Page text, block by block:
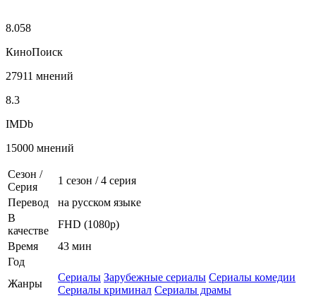
8.058
КиноПоиск
27911 мнений
8.3
IMDb
15000 мнений
Сезон /
Серия
1 сезон /4 серия
Перевод
на русском языке
В
качестве
FHD (1080p)
Время
43 мин
Год
Жанры
Сериалы Зарубежные сериалы Сериалы комедии
Сериалы криминал Сериалы драмы